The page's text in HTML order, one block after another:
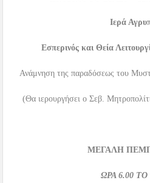
Ιερά
Εσπερινός και Θεία
Ανάμνηση της παραδόσεως του
(Θα ιερουργήσει ο Σεβ.
ΜΕΓΑΛΗ
ΩΡΑ 6.00 ΤΟ